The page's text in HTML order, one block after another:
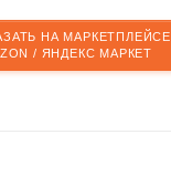
НА МАРКЕТПЛЕЙСЕ
/ ЯНДЕКС МАРКЕТ